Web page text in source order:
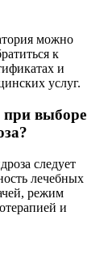
можно
к
и
услуг.
при выборе
следует
лечебных
режим
и